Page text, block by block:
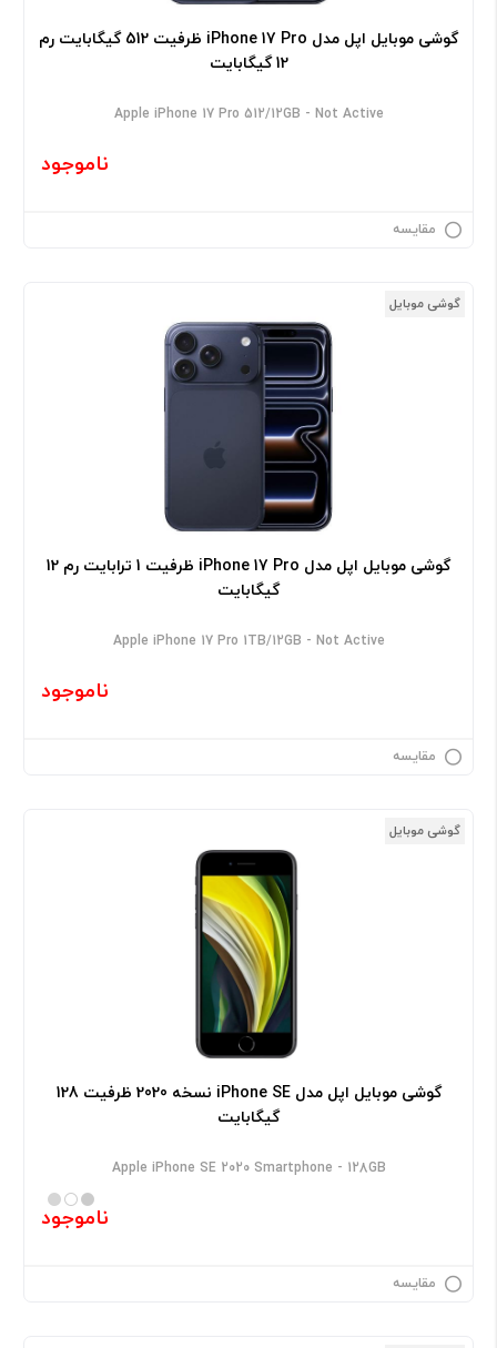
گوشی موبایل اپل مدل iPhone 17 Pro ظرفیت 512 گیگابایت رم
12 گیگابایت
Apple iPhone 17 Pro 512/12GB - Not Active
ناموجود
مقایسه
گوشی موبایل
گوشی موبایل اپل مدل iPhone 17 Pro ظرفیت 1 ترابایت رم 12
گیگابایت
Apple iPhone 17 Pro 1TB/12GB - Not Active
ناموجود
مقایسه
گوشی موبایل
گوشی موبایل اپل مدل iPhone SE نسخه 2020 ظرفیت 128
گیگابایت
Apple iPhone SE 2020 Smartphone - 128GB
ناموجود
مقایسه